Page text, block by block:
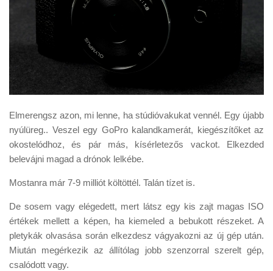
Elmerengsz azon, mi lenne, ha stúdióvakukat vennél. Egy újabb
nyúlüreg.. Veszel egy GoPro kalandkamerát, kiegészítőket az
okostelódhoz, és pár más, kísérletezős vackot. Elkezded
belevájni magad a drónok lelkébe.
Mostanra már 7-9 milliót költöttél. Talán tízet is.
De sosem vagy elégedett, mert látsz egy kis zajt magas ISO
értékek mellett a képen, ha kiemeled a bebukott részeket. A
pletykák olvasása során elkezdesz vágyakozni az új gép után.
Miután megérkezik az állítólag jobb szenzorral szerelt gép,
csalódott vagy.